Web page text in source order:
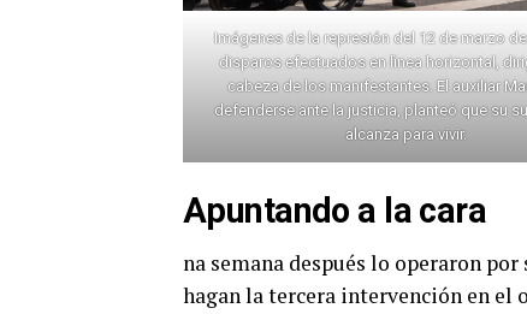
Imágenes de la represión del 12 de marzo
disparos efectuados en lìnea horizontal,
cabeza de los manifestantes. El auxiliar
defenderse ante la justicia, planteó que su
alcanza para vivir.
Apuntando a la cara
na semana después lo operaron
hagan la tercera intervención en el